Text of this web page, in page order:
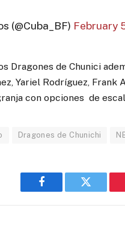
(@Cuba_BF) February
Dragones de Chunici
Yariel Rodríguez, Frank
con opciones de
Dragones de Chunichi
Facebook Twitter